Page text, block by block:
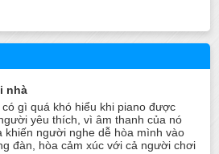
nhà
có gì quá khó hiểu khi piano được
yêu thích, vì âm thanh của nó
khiến người nghe dễ hòa mình vào
đàn, hòa cảm xúc với cả người chơi